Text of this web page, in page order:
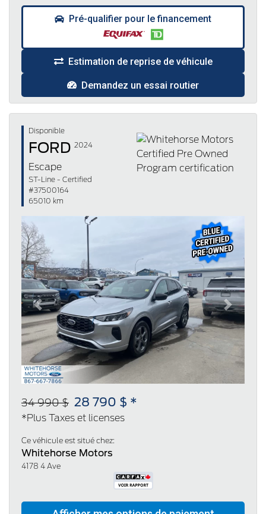
Pré-qualifier pour le financement
Estimation de reprise de véhicule
Demandez un essai routier
Disponible
FORD 2024
Escape
ST-Line - Certified
#37500164
65010 km
Previous Next
34 990 $ 28 790 $ *
*Plus Taxes et licenses
Ce véhicule est situé chez:
Whitehorse Motors
4178 4 Ave